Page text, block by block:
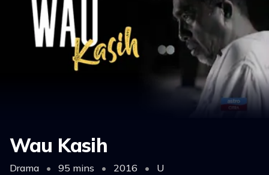
Wau Kasih
Drama • 95 mins • 2016 • U